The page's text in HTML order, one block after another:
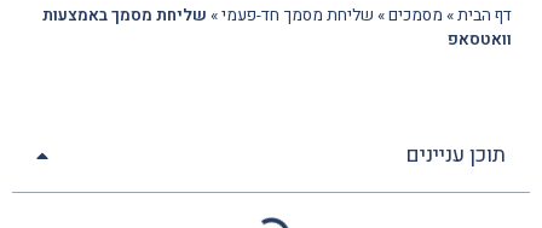
דף הבית» מסמכים» שליחת מסמך חד-פעמי» שליחת מסמך באמצעות
וואטסאפ
תוכן עניינים